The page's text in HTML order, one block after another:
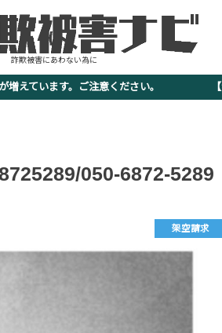
詐欺被害にあわない為に
が増えています。ご注意ください。 【注
050-6872-5289
架空請求